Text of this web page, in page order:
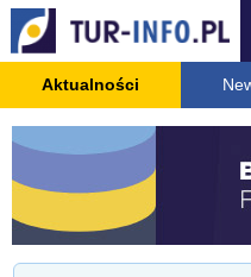
Aktualności